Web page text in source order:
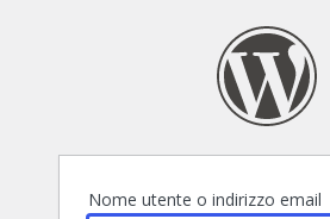
Nome utente o indirizzo email